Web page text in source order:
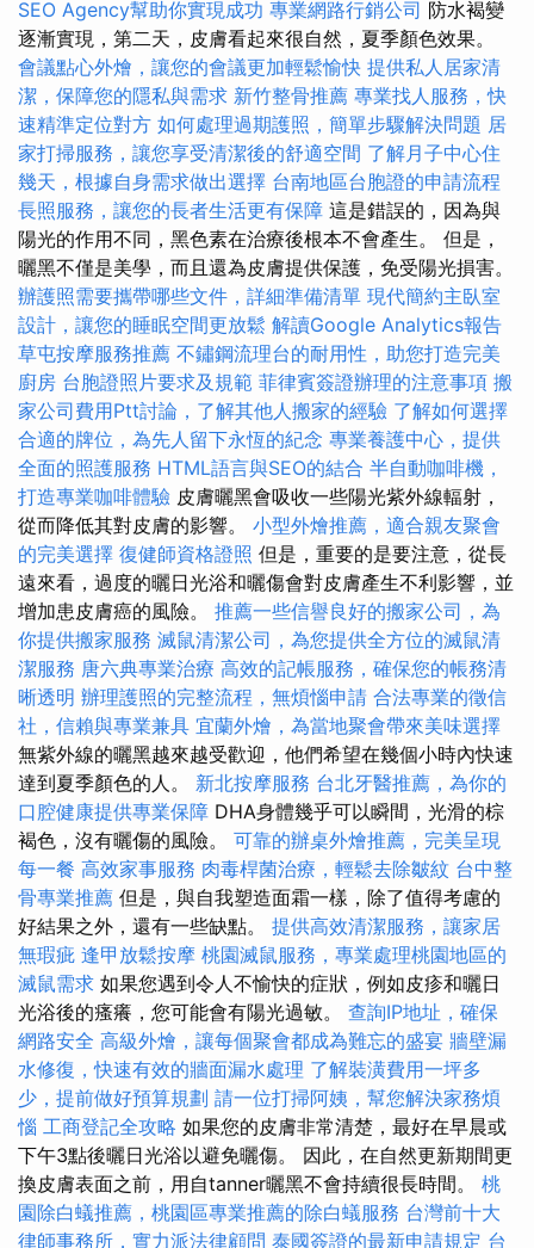
SEO Agency幫助你實現成功 專業網路行銷公司 防水褐變
逐漸實現，第二天，皮膚看起來很自然，夏季顏色效果。
會議點心外燴，讓您的會議更加輕鬆愉快 提供私人居家清
潔，保障您的隱私與需求 新竹整骨推薦 專業找人服務，快
速精準定位對方 如何處理過期護照，簡單步驟解決問題 居
家打掃服務，讓您享受清潔後的舒適空間 了解月子中心住
幾天，根據自身需求做出選擇 台南地區台胞證的申請流程
長照服務，讓您的長者生活更有保障 這是錯誤的，因為與
陽光的作用不同，黑色素在治療後根本不會產生。 但是，
曬黑不僅是美學，而且還為皮膚提供保護，免受陽光損害。
辦護照需要攜帶哪些文件，詳細準備清單 現代簡約主臥室
設計，讓您的睡眠空間更放鬆 解讀Google Analytics報告
草屯按摩服務推薦 不鏽鋼流理台的耐用性，助您打造完美
廚房 台胞證照片要求及規範 菲律賓簽證辦理的注意事項 搬
家公司費用Ptt討論，了解其他人搬家的經驗 了解如何選擇
合適的牌位，為先人留下永恆的紀念 專業養護中心，提供
全面的照護服務 HTML語言與SEO的結合 半自動咖啡機，
打造專業咖啡體驗 皮膚曬黑會吸收一些陽光紫外線輻射，
從而降低其對皮膚的影響。 小型外燴推薦，適合親友聚會
的完美選擇 復健師資格證照 但是，重要的是要注意，從長
遠來看，過度的曬日光浴和曬傷會對皮膚產生不利影響，並
增加患皮膚癌的風險。 推薦一些信譽良好的搬家公司，為
你提供搬家服務 滅鼠清潔公司，為您提供全方位的滅鼠清
潔服務 唐六典專業治療 高效的記帳服務，確保您的帳務清
晰透明 辦理護照的完整流程，無煩惱申請 合法專業的徵信
社，信賴與專業兼具 宜蘭外燴，為當地聚會帶來美味選擇
無紫外線的曬黑越來越受歡迎，他們希望在幾個小時內快速
達到夏季顏色的人。 新北按摩服務 台北牙醫推薦，為你的
口腔健康提供專業保障 DHA身體幾乎可以瞬間，光滑的棕
褐色，沒有曬傷的風險。 可靠的辦桌外燴推薦，完美呈現
每一餐 高效家事服務 肉毒桿菌治療，輕鬆去除皺紋 台中整
骨專業推薦 但是，與自我塑造面霜一樣，除了值得考慮的
好結果之外，還有一些缺點。 提供高效清潔服務，讓家居
無瑕疵 逢甲放鬆按摩 桃園滅鼠服務，專業處理桃園地區的
滅鼠需求 如果您遇到令人不愉快的症狀，例如皮疹和曬日
光浴後的瘙癢，您可能會有陽光過敏。 查詢IP地址，確保
網路安全 高級外燴，讓每個聚會都成為難忘的盛宴 牆壁漏
水修復，快速有效的牆面漏水處理 了解裝潢費用一坪多
少，提前做好預算規劃 請一位打掃阿姨，幫您解決家務煩
惱 工商登記全攻略 如果您的皮膚非常清楚，最好在早晨或
下午3點後曬日光浴以避免曬傷。 因此，在自然更新期間更
換皮膚表面之前，用自tanner曬黑不會持續很長時間。 桃
園除白蟻推薦，桃園區專業推薦的除白蟻服務 台灣前十大
律師事務所，實力派法律顧問 泰國簽證的最新申請規定 台